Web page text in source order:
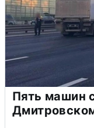
Пять машин